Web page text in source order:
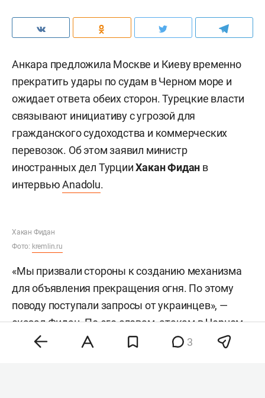
Анкара предложила Москве и Киеву временно
прекратить удары по судам в Черном море и
ожидает ответа обеих сторон. Турецкие власти
связывают инициативу с угрозой для
гражданского судоходства и коммерческих
перевозок. Об этом заявил министр
иностранных дел ТурцииХакан Фидан в
интервьюAnadolu.
Хакан Фидан
Фото: kremlin.ru
«Мы призвали стороны к созданию механизма
для объявления прекращения огня. По этому
поводу поступали запросы от украинцев», —
сказал Фидан. По его словам, атакам в Черном
море подвергаются в том числе турецкие суда, а
3